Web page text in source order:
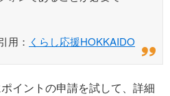
用： くらし応援HOKKAIDO
イントの申請を試して、詳細